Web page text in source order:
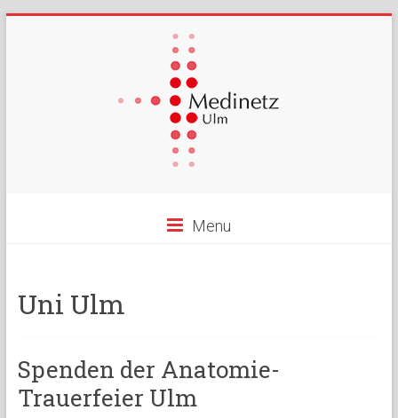
Menu
Uni Ulm
Spenden der Anatomie-
Trauerfeier Ulm